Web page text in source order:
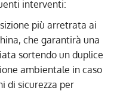
interventi:
più arretrata ai
che garantirà una
sortendo un duplice
ambientale in caso
di sicurezza per